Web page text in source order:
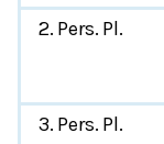
2. Pers. Pl.
3. Pers. Pl.